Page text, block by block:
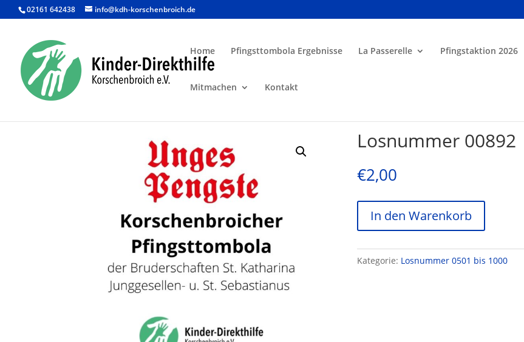
02161 642438 info@kdh-korschenbroich.de
Home Pfingsttombola Ergebnisse La Passerelle Pfingstaktion 2026
Mitmachen Kontakt
Losnummer 00892
€2,00
In den Warenkorb
Kategorie: Losnummer 0501 bis 1000